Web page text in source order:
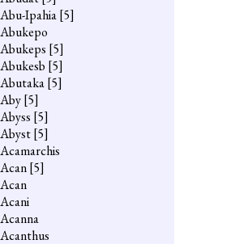
Abu-Ipahia[5]
Abukepo
Abukeps [5]
Abukesb [5]
Abutaka[5]
Aby[5]
Abyss [5]
Abyst[5]
Acamarchis
Acan[5]
Acan
Acani
Acanna
Acanthus